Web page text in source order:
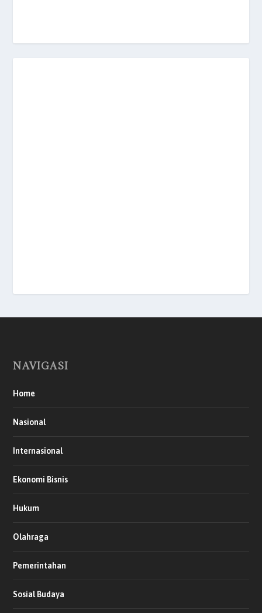
NAVIGASI
Home
Nasional
Internasional
Ekonomi Bisnis
Hukum
Olahraga
Pemerintahan
Sosial Budaya